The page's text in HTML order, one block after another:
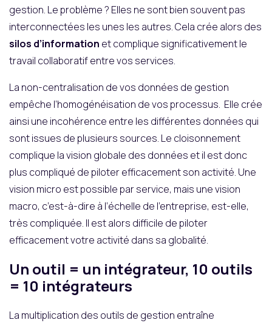
gestion. Le problème ? Elles ne sont bien souvent pas
interconnectées les unes les autres. Cela crée alors des
silos d’information et complique significativement le
travail collaboratif entre vos services.
La non-centralisation de vos données de gestion
empêche l’homogénéisation de vos processus. Elle crée
ainsi une incohérence entre les différentes données qui
sont issues de plusieurs sources. Le cloisonnement
complique la vision globale des données et il est donc
plus compliqué de piloter efficacement son activité. Une
vision micro est possible par service, mais une vision
macro, c’est-à-dire à l’échelle de l’entreprise, est-elle,
très compliquée. Il est alors difficile de piloter
efficacement votre activité dans sa globalité.
Un outil = un intégrateur, 10 outils
= 10 intégrateurs
La multiplication des outils de gestion entraîne